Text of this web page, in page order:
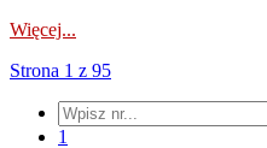
Więcej...
Strona 1 z 95
1